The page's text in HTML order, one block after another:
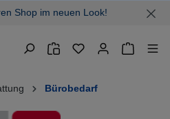
Shop im neuen Look!
Bürobedarf